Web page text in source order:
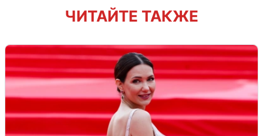
ЧИТАЙТЕ ТАКЖЕ